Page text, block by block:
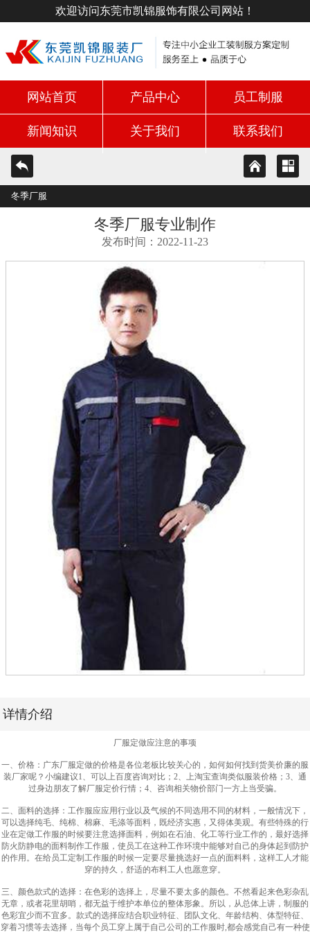
欢迎访问东莞市凯锦服饰有限公司网站！
网站首页 产品中心 员工制服
新闻知识 关于我们 联系我们
冬季厂服
冬季厂服专业制作
发布时间：2022-11-23
详情介绍
厂服定做应注意的事项
一、价格：广东厂服定做的价格是各位老板比较关心的，如何如何找到货美价廉的服
装厂家呢？小编建议1、可以上百度咨询对比；2、上淘宝查询类似服装价格；3、通
过身边朋友了解厂服定价行情；4、咨询相关物价部门一方上当受骗。
二、面料的选择：工作服应应用行业以及气候的不同选用不同的材料，一般情况下，
可以选择纯毛、纯棉、棉麻、毛涤等面料，既经济实惠，又得体美观。有些特殊的行
业在定做工作服的时候要注意选择面料，例如在石油、化工等行业工作的，最好选择
防火防静电的面料制作工作服，使员工在这种工作环境中能够对自己的身体起到防护
的作用。在给员工定制工作服的时候一定要尽量挑选好一点的面料料，这样工人才能
穿的持久，舒适的布料工人也愿意穿。
三、颜色款式的选择：在色彩的选择上，尽量不要太多的颜色。不然看起来色彩杂乱
无章，或者花里胡哨，都无益于维护本单位的整体形象。所以，从总体上讲，制服的
色彩宜少而不宜多。款式的选择应结合职业特征、团队文化、年龄结构、体型特征、
穿着习惯等去选择，当每个员工穿上属于自己公司的工作服时,都会感觉自己有一种使